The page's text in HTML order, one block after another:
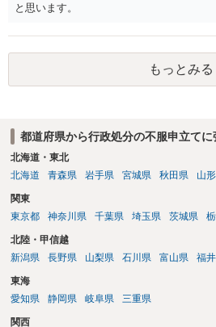
と思います。
もっとみる
都道府県から行政処分の不服申立て
北海道・東北
北海道
青森県 岩手県 宮城県 秋田県 山
関東
東京都
神奈川県 千葉県 埼玉県 茨城県
北陸・甲信越
新潟県
長野県 山梨県 石川県 富山県 福
東海
愛知県
静岡県 岐阜県 三重県
関西